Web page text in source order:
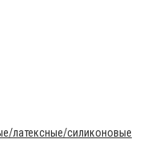
латексные/силиконовые